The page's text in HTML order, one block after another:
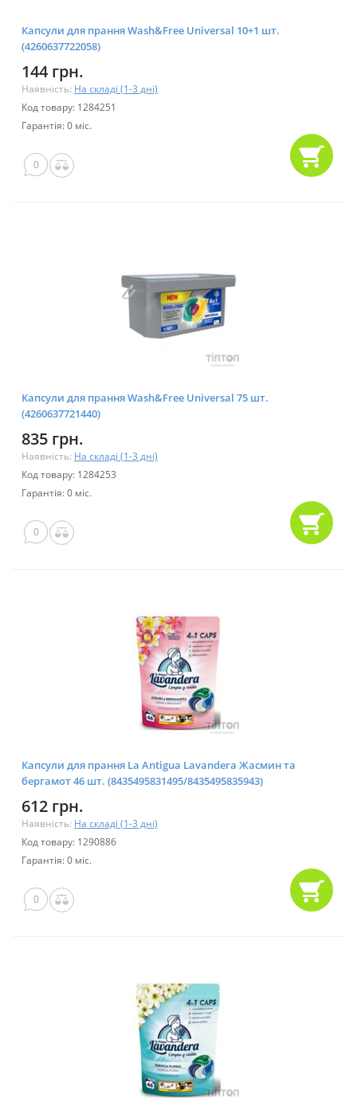
Капсули для прання Wash&Free Universal 10+1 шт.
(4260637722058)
144 грн.
Наявність: На складі (1-3 дні)
Код товару: 1284251
Гарантія: 0 міс.
0
Капсули для прання Wash&Free Universal 75 шт.
(4260637721440)
835 грн.
Наявність: На складі (1-3 дні)
Код товару: 1284253
Гарантія: 0 міс.
0
Капсули для прання La Antigua Lavandera Жасмин та
бергамот 46 шт. (8435495831495/8435495835943)
612 грн.
Наявність: На складі (1-3 дні)
Код товару: 1290886
Гарантія: 0 міс.
0